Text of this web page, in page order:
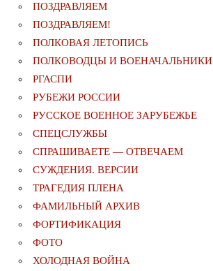
ПОЗДРАВЛЯЕМ
ПОЗДРАВЛЯЕМ!
ПОЛКОВАЯ ЛЕТОПИСЬ
ПОЛКОВОДЦЫ И ВОЕНАЧАЛЬНИКИ
РГАСПИ
РУБЕЖИ РОССИИ
РУССКОЕ ВОЕННОЕ ЗАРУБЕЖЬЕ
СПЕЦСЛУЖБЫ
СПРАШИВАЕТЕ — ОТВЕЧАЕМ
СУЖДЕНИЯ. ВЕРСИИ
ТРАГЕДИЯ ПЛЕНА
ФАМИЛЬНЫЙ АРХИВ
ФОРТИФИКАЦИЯ
ФОТО
ХОЛОДНАЯ ВОЙНА